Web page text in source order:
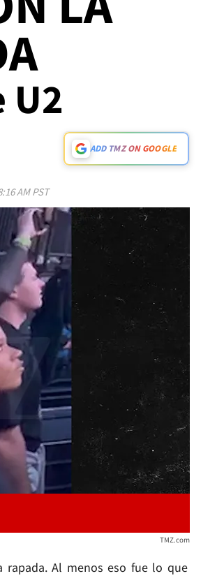
U2
ADD TMZ ON GOOGLE
AM PST
TMZ.com
rapada. Al menos eso fue lo que